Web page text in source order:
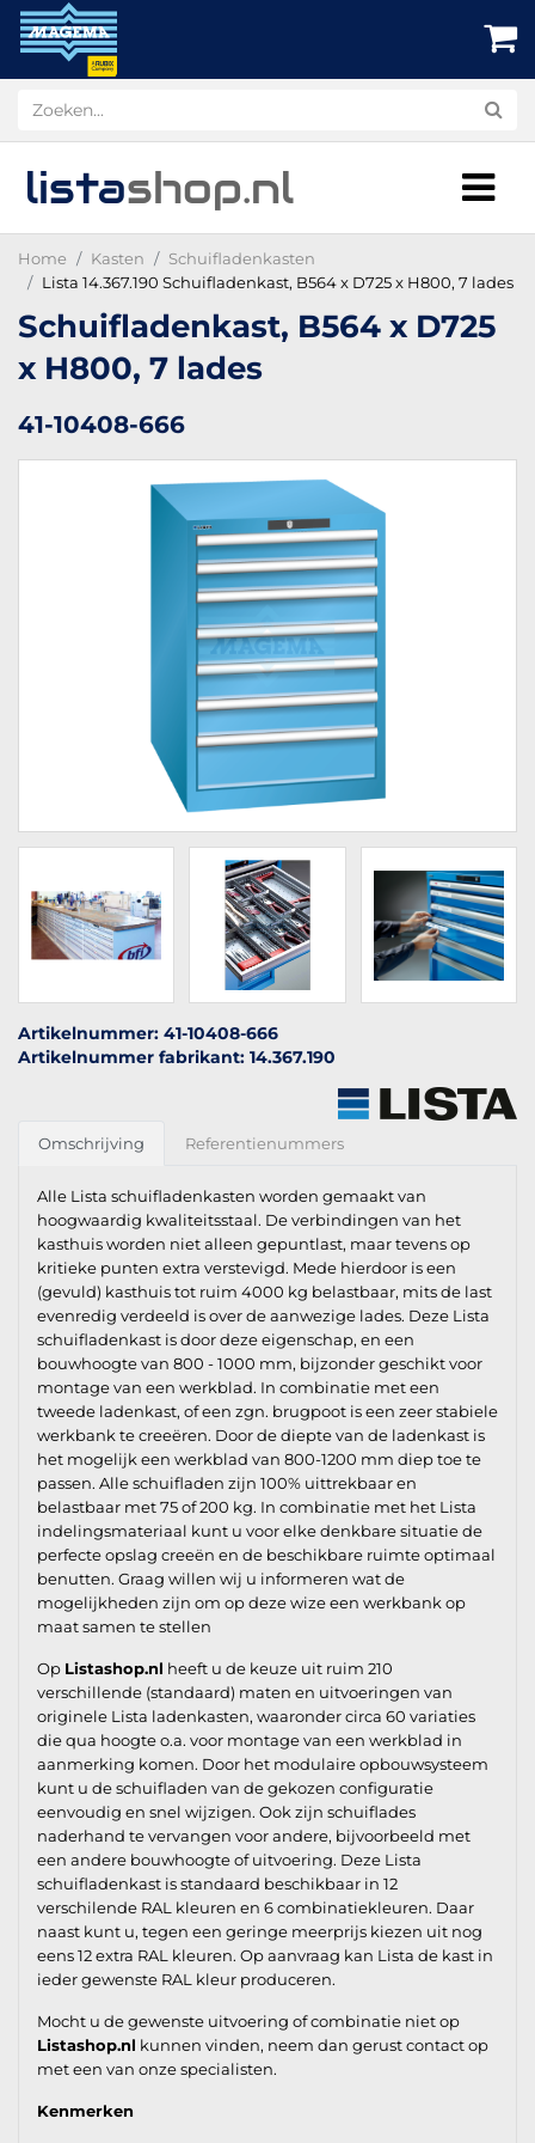
listashop.nl
Home Kasten
Schuifladenkasten
Lista 14.367.190 Schuifladenkast, B564 x D725 x H800, 7 lades
Schuifladenkast, B564 x D725
x H800, 7 lades
41-10408-666
Artikelnummer: 41-10408-666
Artikelnummer fabrikant: 14.367.190
Omschrijving Referentienummers
Alle Lista schuifladenkasten worden gemaakt van
hoogwaardig kwaliteitsstaal. De verbindingen van het
kasthuis worden niet alleen gepuntlast, maar tevens op
kritieke punten extra verstevigd. Mede hierdoor is een
(gevuld) kasthuis tot ruim 4000 kg belastbaar, mits de last
evenredig verdeeld is over de aanwezige lades. Deze Lista
schuifladenkast is door deze eigenschap, en een
bouwhoogte van 800 - 1000 mm, bijzonder geschikt voor
montage van een werkblad. In combinatie met een
tweede ladenkast, of een zgn. brugpoot is een zeer stabiele
werkbank te creeëren. Door de diepte van de ladenkast is
het mogelijk een werkblad van 800-1200 mm diep toe te
passen. Alle schuifladen zijn 100% uittrekbaar en
belastbaar met 75 of 200 kg. In combinatie met het Lista
indelingsmateriaal kunt u voor elke denkbare situatie de
perfecte opslag creeën en de beschikbare ruimte optimaal
benutten. Graag willen wij u informeren wat de
mogelijkheden zijn om op deze wize een werkbank op
maat samen te stellen
Op Listashop.nl heeft u de keuze uit ruim 210
verschillende (standaard) maten en uitvoeringen van
originele Lista ladenkasten, waaronder circa 60 variaties
die qua hoogte o.a. voor montage van een werkblad in
aanmerking komen. Door het modulaire opbouwsysteem
kunt u de schuifladen van de gekozen configuratie
eenvoudig en snel wijzigen. Ook zijn schuiflades
naderhand te vervangen voor andere, bijvoorbeeld met
een andere bouwhoogte of uitvoering. Deze Lista
schuifladenkast is standaard beschikbaar in 12
verschilende RAL kleuren en 6 combinatiekleuren. Daar
naast kunt u, tegen een geringe meerprijs kiezen uit nog
eens 12 extra RAL kleuren. Op aanvraag kan Lista de kast in
ieder gewenste RAL kleur produceren.
Mocht u de gewenste uitvoering of combinatie niet op
Listashop.nl kunnen vinden, neem dan gerust contact op
met een van onze specialisten.
Kenmerken